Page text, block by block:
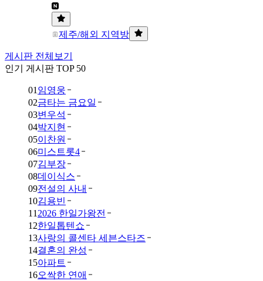
제주/해외 지역방
게시판 전체보기
인기 게시판 TOP 50
01 임영웅
02금타는 금요일
03변우석
04박지현
05이찬원
06미스트롯4
07김부장
08데이식스
09전설의 사내
10김용빈
11 2026 한일가왕전
12한일톱텐쇼
13사랑의 콜센타 세븐스타즈
14결혼의 완성
15아파트
16오싹한 연애